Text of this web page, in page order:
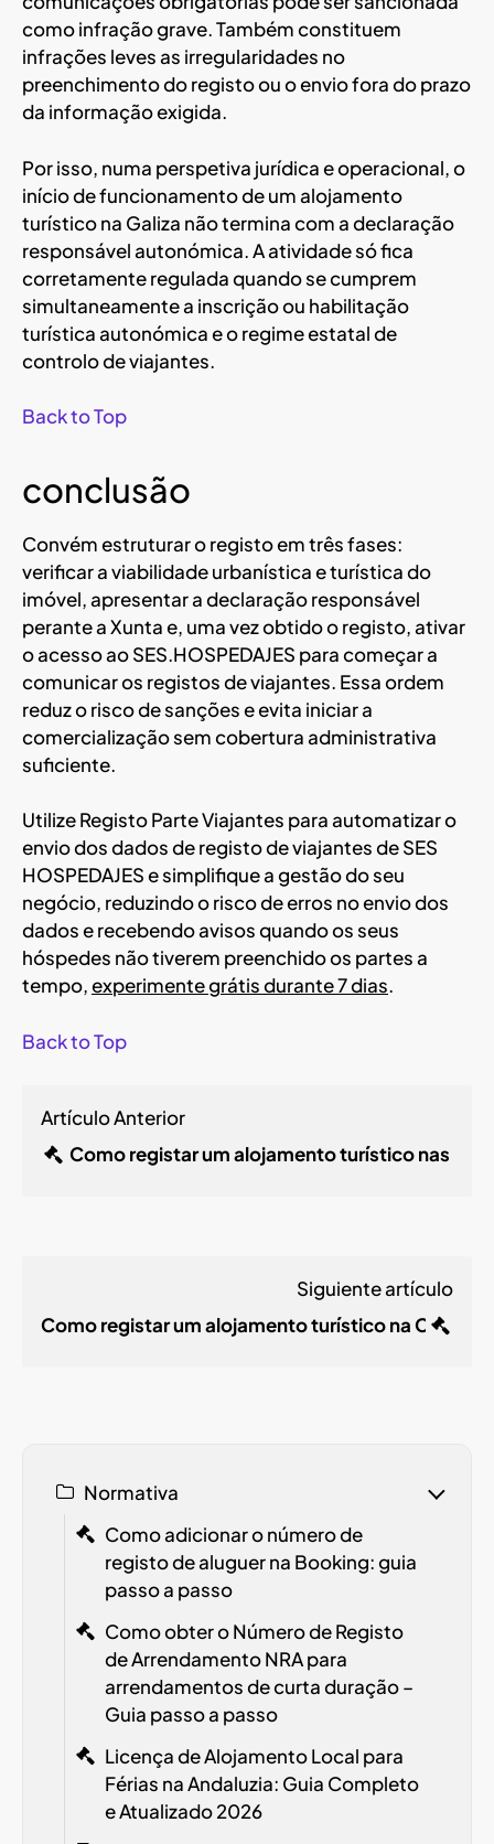
como infração grave. Também constituem
infrações leves as irregularidades no
preenchimento do registo ou o envio fora do prazo
da informação exigida.
Por isso, numa perspetiva jurídica e operacional, o
início de funcionamento de um alojamento
turístico na Galiza não termina com a declaração
responsável autonómica. A atividade só fica
corretamente regulada quando se cumprem
simultaneamente a inscrição ou habilitação
turística autonómica e o regime estatal de
controlo de viajantes.
Back to Top
conclusão
Convém estruturar o registo em três fases:
verificar a viabilidade urbanística e turística do
imóvel, apresentar a declaração responsável
perante a Xunta e, uma vez obtido o registo, ativar
o acesso ao SES.HOSPEDAJES para começar a
comunicar os registos de viajantes. Essa ordem
reduz o risco de sanções e evita iniciar a
comercialização sem cobertura administrativa
suficiente.
Utilize Registo Parte Viajantes para automatizar o
envio dos dados de registo de viajantes de SES
HOSPEDAJES e simplifique a gestão do seu
negócio, reduzindo o risco de erros no envio dos
dados e recebendo avisos quando os seus
hóspedes não tiverem preenchido os partes a
tempo,experimente grátis durante 7 dias.
Back to Top
Artículo Anterior
Como registar um alojamento turístico nas
Siguiente artículo
Como registar um alojamento turístico na
Normativa
Como adicionar o número de
registo de aluguer na Booking: guia
passo a passo
Como obter o Número de Registo
de ArrendamentoNRApara
arrendamentos de curta duração –
Guia passo a passo
Licença de Alojamento Local para
Férias na Andaluzia: Guia Completo
e Atualizado 2026